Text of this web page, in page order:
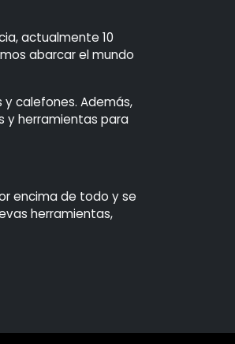
actualmente 10
abarcar el mundo
calefones. Además,
y herramientas para
encima de todo y se
herramientas,